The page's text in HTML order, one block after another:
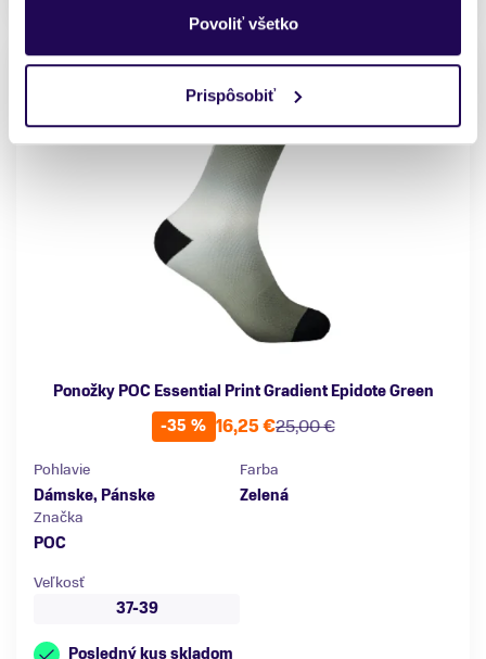
Povoliť všetko
Prispôsobiť
Ponožky POC Essential Print Gradient Epidote Green
-35 %
25,00 €
16,25 €
Pohlavie
Dámske, Pánske
Farba
Zelená
Značka
POC
Veľkosť
37-39
Posledný kus skladom